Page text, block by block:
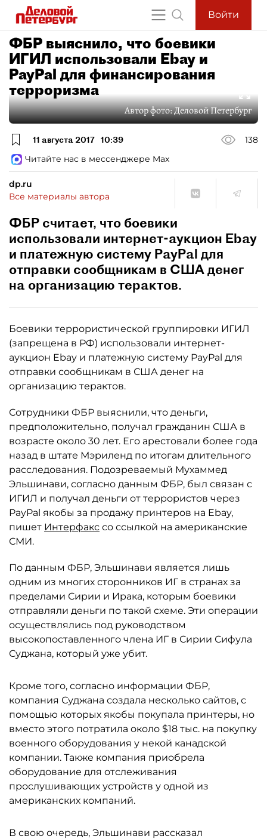
Войти
ФБР выяснило, что боевики
ИГИЛ использовали Ebay и
PayPal для финансирования
терроризма
Автор фото:Деловой Петербург
11 августа 2017 10:39
138
Читайте нас в мессенджере Max
dp.ru
Все материалы автора
ФБР считает, что боевики
использовали интернет-аукцион Ebay
и платежную систему PayPal для
отправки сообщникам в США денег
на организацию терактов.
Боевики террористической группировки ИГИЛ
(запрещена в РФ) использовали интернет-
аукцион Ebay и платежную систему PayPal для
отправки сообщникам в США денег на
организацию терактов.
Сотрудники ФБР выяснили, что деньги,
предположительно, получал гражданин США в
возрасте около 30 лет. Его арестовали более года
назад в штате Мэриленд по итогам длительного
расследования. Подозреваемый Мухаммед
Эльшинави, согласно данным ФБР, был связан с
ИГИЛ и получал деньги от террористов через
PayPal якобы за продажу принтеров на Ebay,
пишет Интерфакс со ссылкой на американские
СМИ.
По данным ФБР, Эльшинави является лишь
одним из многих сторонников ИГ в странах за
пределами Сирии и Ирака, которым боевики
отправляли деньги по такой схеме. Эти операции
осуществлялись под руководством
высокопоставленного члена ИГ в Сирии Сифула
Суджана, который уже убит.
Кроме того, согласно информации ФБР,
компания Суджана создала несколько сайтов, с
помощью которых якобы покупала принтеры, но
вместо этого потратила около $18 тыс. на покупку
военного оборудования у некой канадской
компании. Также компания приобрела
оборудование для отслеживания
прослушивающих устройств у одной из
американских компаний.
В свою очередь, Эльшинави рассказал